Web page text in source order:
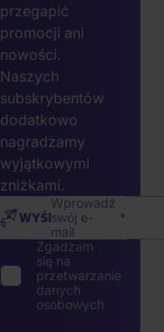
przegapić
promocji ani
nowości.
Naszych
subskrybentów
dodatkowo
nagradzamy
wyjątkowymi
zniżkami.
Wprowadź
swój e-
mail
WYŚLIJ
Zgadzam
się na
przetwarzanie
danych
osobowych